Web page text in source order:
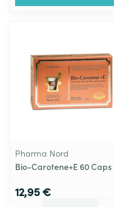
Pharma Nord
Bio-Carotene+E 60 Caps
12,95 €